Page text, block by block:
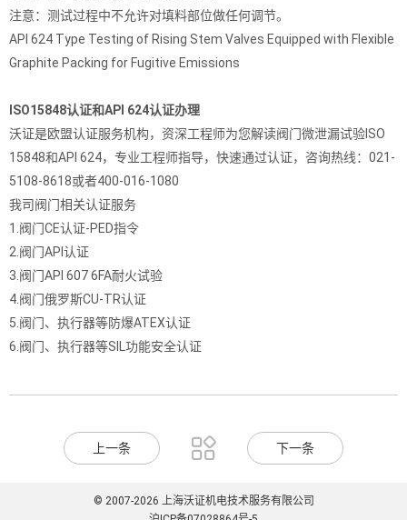
注意：测试过程中不允许对填料部位做任何调节。
API 624 Type Testing of Rising Stem Valves Equipped with Flexible
Graphite Packing for Fugitive Emissions
ISO15848认证和API 624认证办理
沃证是欧盟认证服务机构，资深工程师为您解读阀门微泄漏试验ISO
15848和API 624，专业工程师指导，快速通过认证，咨询热线：021-
5108-8618或者400-016-1080
我司阀门相关认证服务
1.阀门CE认证-PED指令
2.阀门API认证
3.阀门API 607 6FA耐火试验
4.阀门俄罗斯CU-TR认证
5.阀门、执行器等防爆ATEX认证
6.阀门、执行器等SIL功能安全认证
上一条  下一条
© 2007-2026 上海沃证机电技术服务有限公司